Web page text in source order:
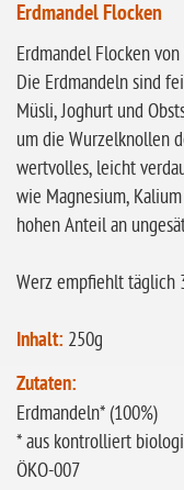
ohne Palmöl
Erdmandel Flocken
Erdmandel Flocken
Die Erdmandeln sind
Müsli, Joghurt und
um die Wurzelknollen
wertvolles, leicht
wie Magnesium,
hohen Anteil an
Werz empfiehlt täglich
Inhalt: 250g
Zutaten:
Erdmandeln* (100%)
* aus kontrolliert
ÖKO-007